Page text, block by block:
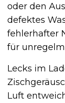
oder den
defektes
fehlerhafter
für
Lecks im
Luft